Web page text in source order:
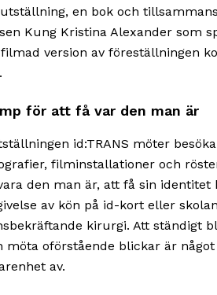
en bok och
Kung Kristina Alexander som
filmad version av föreställningen
för att få var den man är
id:TRANS möter
filminstallationer och
den man är, att få sin
av kön på id-kort eller
kirurgi. Att ständigt
möta oförstående blickar är
av.